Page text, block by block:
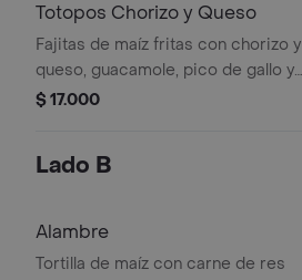
Totopos Chorizo y Queso
Fajitas de maíz fritas con chorizo y
queso, guacamole, pico de gallo y
salsa jalisco
$ 17.000
Lado B
Alambre
Tortilla de maíz con carne de res